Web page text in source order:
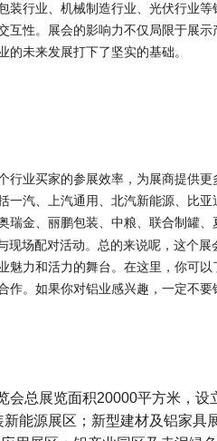
装行业、机械制造行业、光伏行业等
互性。展会的影响力不仅局限于展示
未来发展打下了坚实的基础。
行业买家的参展效率，为展商提供更
汽、上汽通用、北汽新能源、比亚
金、丽鹏包装、中粮、联合制罐、
现场配对活动。总的来说呢，这个
魅力和活力的舞台。在这里，你可以
作。如果你对铝业感兴趣，一定不要
会总展览面积20000平方米，设
能源展区；新型建材及铝家具